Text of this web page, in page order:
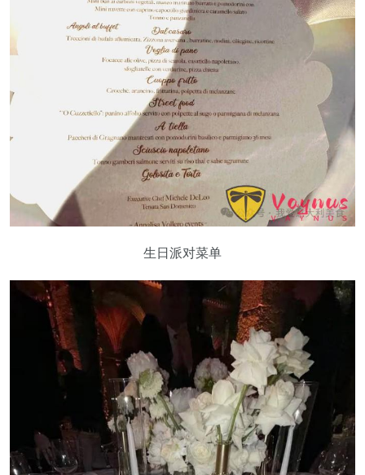
生日派对菜单